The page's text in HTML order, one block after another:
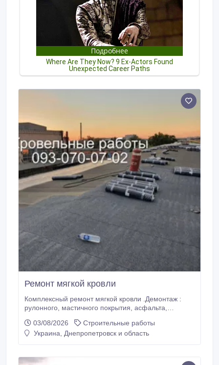
Ремонт мягкой кровли
Комплексный ремонт мягкой кровли .Демонтаж :
рулонного, мастичного покрытия, асфальта,
асфальтобетонной стяжки на кровли. Большой опыт
работы с наплавляемым рубероидом..
03/08/2026
Строительные работы
Украина, Днепропетровск и область